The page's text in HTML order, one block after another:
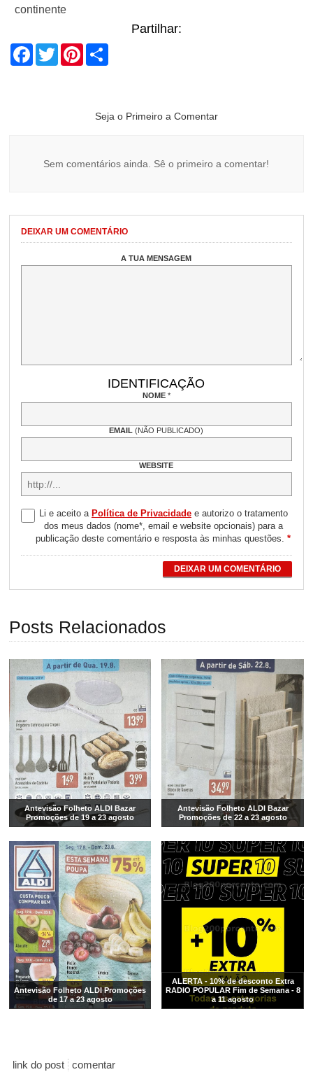
continente
Partilhar:
Facebook
TwitterPinterest
Seja o Primeiro a Comentar
Sem comentários ainda. Sê o primeiro a comentar!
DEIXAR UM COMENTÁRIO
A TUA MENSAGEM
IDENTIFICAÇÃO
NOME *
EMAIL(NÃO PUBLICADO)
WEBSITE
Li e aceito a Política de Privacidadee autorizo o tratamento
dos meus dados (nome*, email e website opcionais) para a
publicação deste comentário e resposta às minhas questões.*
DEIXAR UM COMENTÁRIO
Posts Relacionados
Antevisão Folheto ALDI Bazar
Promoções de 19 a 23 agosto
Antevisão Folheto ALDI Bazar
Promoções de 22 a 23 agosto
Antevisão Folheto ALDI Promoções
de 17 a 23 agosto
ALERTA - 10% de desconto Extra
RADIO POPULAR Fim de Semana - 8
a 11 agosto
link do post comentar